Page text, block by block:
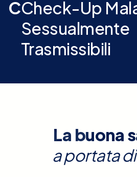
CCheck-Up
Sessualmente
Trasmissibili
La buona
a portata